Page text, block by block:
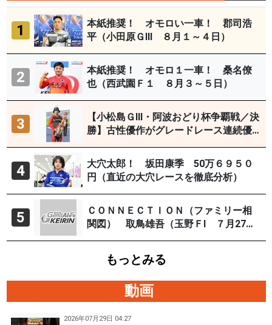
1
本紙推奨！ オモロい一車！ 郡司浩
平（小田原ＧⅢ ８月１～４日）
2
本紙推奨！ オモロ１一車！ 桑名僚
也（西武園Ｆ１ ８月３～５日）
3
【小松島ＧⅢ・阿波おどり杯争覇戦／決
勝】古性優作がグレードレース連続優
4
大穴太郎！ 坂田康季 50万６９５０
円（直近の大穴レースを徹底分析）
5
ＣＯＮＮＥＣＴＩＯＮ（ファミリー相
関図） 取鳥雄吾（玉野ＦⅠ ７月27～
もっとみる
動画
2026年07月29日 04:27